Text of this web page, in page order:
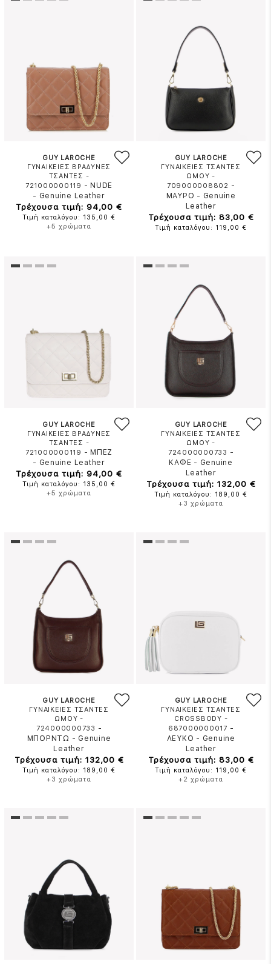
GUY LAROCHE
ΓΥΝΑΙΚΕΙΕΣ ΒΡΑΔΥΝΕΣ
ΤΣΑΝΤΕΣ -
721000000119 - NUDE
- Genuine Leather
Τρέχουσα τιμή: 94,00 €
Τιμή καταλόγου: 135,00 €
+5 χρώματα
GUY LAROCHE
ΓΥΝΑΙΚΕΙΕΣ ΤΣΑΝΤΕΣ
ΩΜΟΥ -
709000008802 -
ΜΑΥΡΟ - Genuine
Leather
Τρέχουσα τιμή: 83,00 €
Τιμή καταλόγου: 119,00 €
GUY LAROCHE
ΓΥΝΑΙΚΕΙΕΣ ΒΡΑΔΥΝΕΣ
ΤΣΑΝΤΕΣ -
721000000119 - ΜΠΕΖ
- Genuine Leather
Τρέχουσα τιμή: 94,00 €
Τιμή καταλόγου: 135,00 €
+5 χρώματα
GUY LAROCHE
ΓΥΝΑΙΚΕΙΕΣ ΤΣΑΝΤΕΣ
ΩΜΟΥ -
724000000733 -
ΚΑΦΕ - Genuine
Leather
Τρέχουσα τιμή: 132,00 €
Τιμή καταλόγου: 189,00 €
+3 χρώματα
GUY LAROCHE
ΓΥΝΑΙΚΕΙΕΣ ΤΣΑΝΤΕΣ
ΩΜΟΥ -
724000000733 -
ΜΠΟΡΝΤΩ - Genuine
Leather
Τρέχουσα τιμή: 132,00 €
Τιμή καταλόγου: 189,00 €
+3 χρώματα
GUY LAROCHE
ΓΥΝΑΙΚΕΙΕΣ ΤΣΑΝΤΕΣ
CROSSBODY -
687000000017 -
ΛΕΥΚΟ - Genuine
Leather
Τρέχουσα τιμή: 83,00 €
Τιμή καταλόγου: 119,00 €
+2 χρώματα